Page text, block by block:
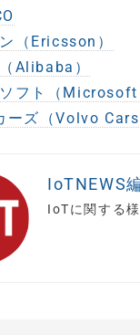
（Ericsson）
Alibaba）
フト（Microsoft
ーズ（Volvo Cars
IoTNEWS
IoTに関する